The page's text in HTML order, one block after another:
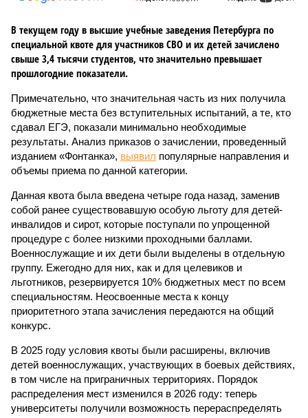
В текущем году в высшие учебные заведения Петербурга по
специальной квоте для участников СВО и их детей зачислено
свыше 3,4 тысячи студентов, что значительно превышает
прошлогодние показатели.
Примечательно, что значительная часть из них получила
бюджетные места без вступительных испытаний, а те, кто
сдавал ЕГЭ, показали минимально необходимые
результаты. Анализ приказов о зачислении, проведенный
изданием «Фонтанка», выявил популярные направления и
объемы приема по данной категории.
Данная квота была введена четыре года назад, заменив
собой ранее существовавшую особую льготу для детей-
инвалидов и сирот, которые поступали по упрощенной
процедуре с более низкими проходными баллами.
Военнослужащие и их дети были выделены в отдельную
группу. Ежегодно для них, как и для целевиков и
льготников, резервируется 10% бюджетных мест по всем
специальностям. Неосвоенные места к концу
приоритетного этапа зачисления передаются на общий
конкурс.
В 2025 году условия квоты были расширены, включив
детей военнослужащих, участвующих в боевых действиях,
в том числе на приграничных территориях. Порядок
распределения мест изменился в 2026 году: теперь
университеты получили возможность перераспределять